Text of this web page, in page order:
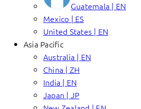
Guatemala | EN
Mexico | ES
United States | EN
Asia Pacific
Australia | EN
China | ZH
India | EN
Japan | JP